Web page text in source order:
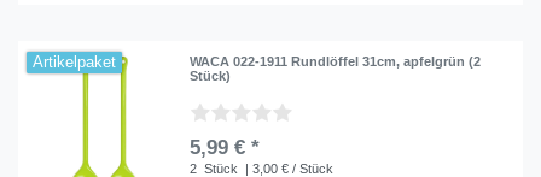
Artikelpaket
WACA 022-1911 Rundlöffel 31cm, apfelgrün (2
Stück)
5,99 € *
2 Stück | 3,00 € / Stück